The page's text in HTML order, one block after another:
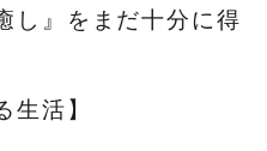
し』をまだ十分に得
生活】